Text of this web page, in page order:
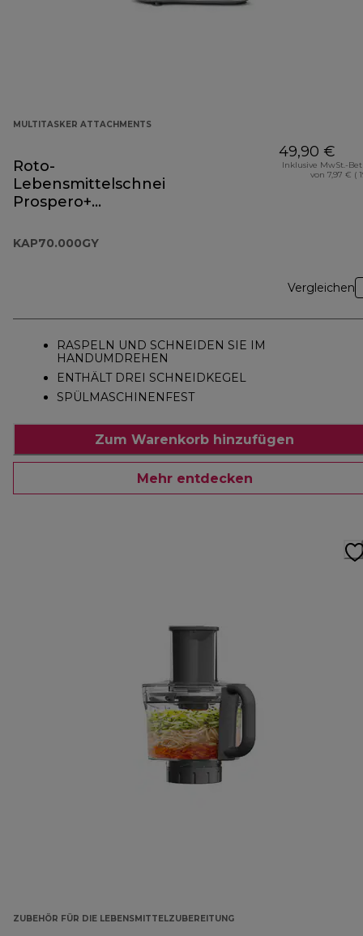
MULTITASKER ATTACHMENTS
Roto-
Lebensmittelschneider
Prospero+
KAP70.000GY
KAP70.000GY
49,90 €
Inklusive MwSt.-
von 7,97 € (
Vergleichen
RASPELN UND SCHNEIDEN SIE IM
HANDUMDREHEN
ENTHÄLT DREI SCHNEIDKEGEL
SPÜLMASCHINENFEST
Zum Warenkorb hinzufügen
Mehr entdecken
ZUBEHÖR FÜR DIE LEBENSMITTELZUBEREITUNG